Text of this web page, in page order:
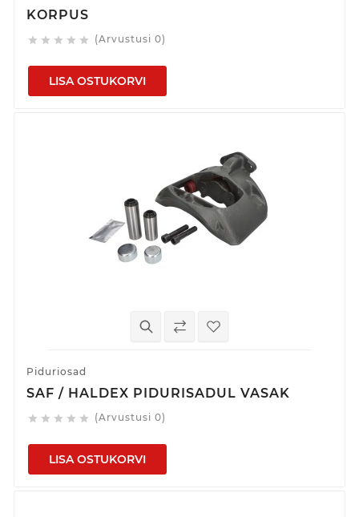
KORPUS
     (Arvustusi 0)
LISA OSTUKORVI
Piduriosad
SAF / HALDEX PIDURISADUL VASAK
     (Arvustusi 0)
LISA OSTUKORVI